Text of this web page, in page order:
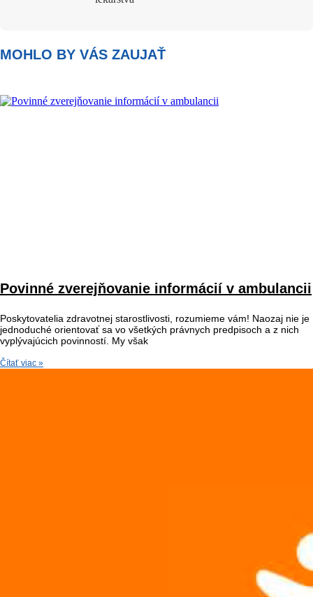
MOHLO BY VÁS ZAUJAŤ
Povinné zverejňovanie informácií v ambulancii
Poskytovatelia zdravotnej starostlivosti, rozumieme vám! Naozaj nie je
jednoduché orientovať sa vo všetkých právnych predpisoch a z nich
vyplývajúcich povinností. My však
Čítať viac »